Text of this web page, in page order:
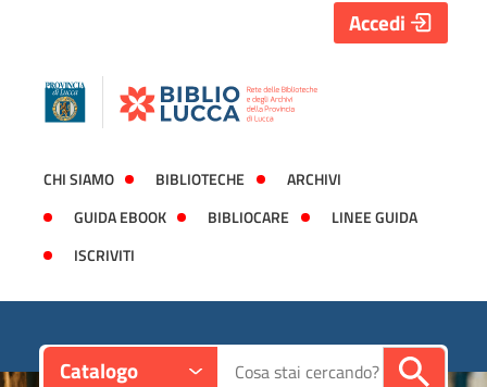
CHI SIAMO BIBLIOTECHE
ARCHIVI
GUIDA EBOOK
BIBLIOCARE
LINEE GUIDA
ISCRIVITI
Accedi
Catalogo Cerca su "Catalogo"